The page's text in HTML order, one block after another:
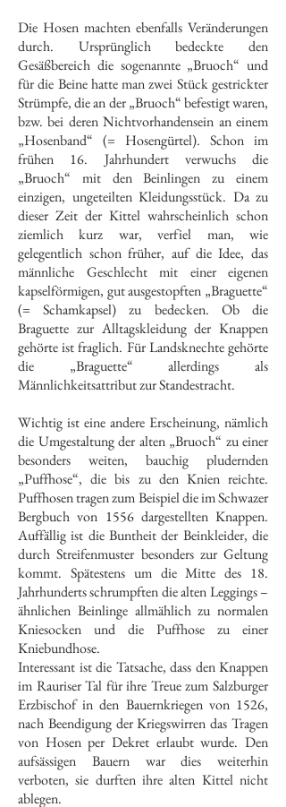
Die Hosen machten ebenfalls Veränderungen
durch. Ursprünglich bedeckte den
Gesäßbereich die sogenannte „Bruoch“ und
für die Beine hatte man zwei Stück gestrickter
Strümpfe, die an der „Bruoch“ befestigt waren,
bzw. bei deren Nichtvorhandensein an einem
„Hosenband“ (= Hosengürtel). Schon im
frühen 16. Jahrhundert verwuchs die
„Bruoch“ mit den Beinlingen zu einem
einzigen, ungeteilten Kleidungsstück. Da zu
dieser Zeit der Kittel wahrscheinlich schon
ziemlich kurz war, verfiel man, wie
gelegentlich schon früher, auf die Idee, das
männliche Geschlecht mit einer eigenen
kapselförmigen, gut ausgestopften „Braguette“
(= Schamkapsel) zu bedecken. Ob die
Braguette zur Alltagskleidung der Knappen
gehörte ist fraglich. Für Landsknechte gehörte
die „Braguette“ allerdings als
Männlichkeitsattribut zur Standestracht.
Wichtig ist eine andere Erscheinung, nämlich
die Umgestaltung der alten „Bruoch“ zu einer
besonders weiten, bauchig pludernden
„Puffhose“, die bis zu den Knien reichte.
Puffhosen tragen zum Beispiel die im Schwazer
Bergbuch von 1556 dargestellten Knappen.
Auffällig ist die Buntheit der Beinkleider, die
durch Streifenmuster besonders zur Geltung
kommt. Spätestens um die Mitte des 18.
Jahrhunderts schrumpften die alten Leggings –
ähnlichen Beinlinge allmählich zu normalen
Kniesocken und die Puffhose zu einer
Kniebundhose.
Interessant ist die Tatsache, dass den Knappen
im Rauriser Tal für ihre Treue zum Salzburger
Erzbischof in den Bauernkriegen von 1526,
nach Beendigung der Kriegswirren das Tragen
von Hosen per Dekret erlaubt wurde. Den
aufsässigen Bauern war dies weiterhin
verboten, sie durften ihre alten Kittel nicht
ablegen.